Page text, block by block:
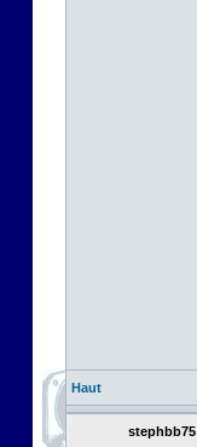
Haut
stephbb75